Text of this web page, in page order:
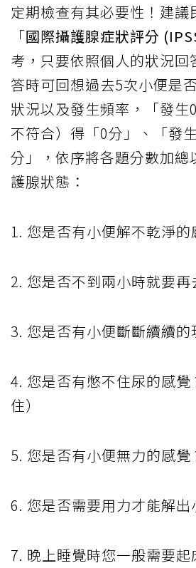
定期檢查有其必要性！建議
「國際攝護腺症狀評分
考，只要依照個人的狀況回
答時可回想過去5次小便是
狀況以及發生頻率，「發生
不符合）得「0分」、「發
分」，依序將各題分數加總
護腺狀態：
1. 您是否有小便解不乾淨的
2. 您是否不到兩小時就要再
3. 您是否有小便斷斷續續的
4. 您是否有憋不住尿的感
住）
5. 您是否有小便無力的感覺
6. 您是否需要用力才能解出
7. 晚上睡覺時您一般需要起